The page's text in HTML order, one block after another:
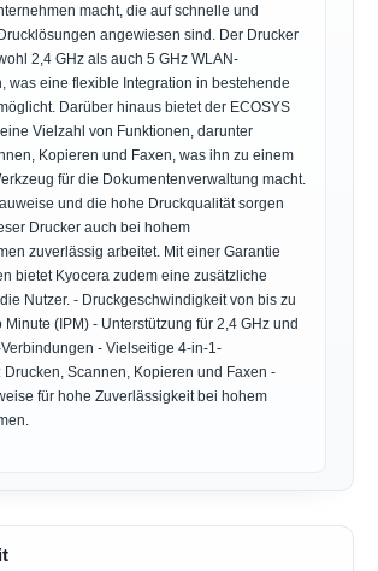
macht, die auf schnelle und
angewiesen sind. Der Drucker
2,4 GHz als auch 5 GHz WLAN-
was eine flexible Integration in bestehende
Darüber hinaus bietet der ECOSYS
Vielzahl von Funktionen, darunter
Kopieren und Faxen, was ihn zu einem
für die Dokumentenverwaltung macht.
und die hohe Druckqualität sorgen
Drucker auch bei hohem
zuverlässig arbeitet. Mit einer Garantie
bietet Kyocera zudem eine zusätzliche
Nutzer. - Druckgeschwindigkeit von bis zu
Minute (IPM) - Unterstützung für 2,4 GHz und
- Vielseitige 4-in-1-
Drucken, Scannen, Kopieren und Faxen -
für hohe Zuverlässigkeit bei hohem